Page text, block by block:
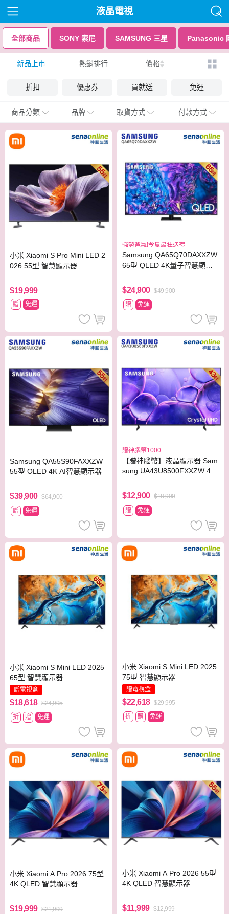
液晶電視
全部商品 SONY 索尼 SAMSUNG 三星 Panasonic
新品上市 熱銷排行 價格
折扣 優惠券 買就送 免運
商品分類 品牌 取貨方式 付款方式
小米 Xiaomi S Pro Mini LED 2
026 55型 智慧顯示器
$19,999
贈 免運
強勢爸氣!今夏最狂送禮
Samsung QA65Q70DAXXZW
65型 QLED 4K量子智慧顯示
$24,900 $49,900
贈
免運
Samsung QA55S90FAXXZW
55型 OLED 4K AI智慧顯示器
$39,900 $64,900
贈
免運
贈神腦幣1000
【贈神腦幣】液晶顯示器 Sam
sung UA43U8500FXXZW 43
$12,900 $18,900
贈
免運
小米 Xiaomi S Mini LED 2025
65型 智慧顯示器
贈電視盒
$18,618 $24,995
折
贈 免運
小米 Xiaomi S Mini LED 2025
75型 智慧顯示器
贈電視盒
$22,618 $29,995
折
贈 免運
小米 Xiaomi A Pro 2026 75型
4K QLED 智慧顯示器
$19,999 $21,999
小米 Xiaomi A Pro 2026 55型
4K QLED 智慧顯示器
$11,999 $12,999